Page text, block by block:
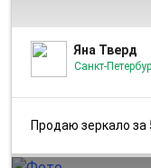
Яна Тверд
Санкт-
Продаю зеркало за 500₽.